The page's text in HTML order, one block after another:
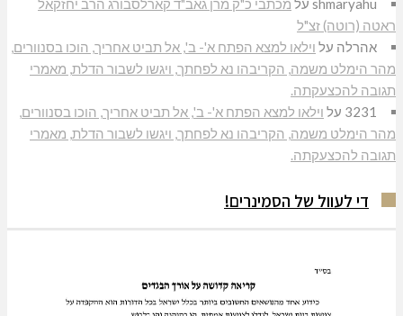
ראטה (רוטה) זצ"ל
אהרלהעלוילאו למצא הפתח א'- ב', אל תביט אחריך, הוכו בסנוורים,
מהר הימלט משמה, הקריבהו נא לפחתך, ויגשו לשבור הדלת, מאמרי
תגובה להכצעקתה.
3231עלוילאו למצא הפתח א'- ב', אל תביט אחריך, הוכו בסנוורים,
מהר הימלט משמה, הקריבהו נא לפחתך, ויגשו לשבור הדלת, מאמרי
תגובה להכצעקתה.
די לעוול של הסמינרים!